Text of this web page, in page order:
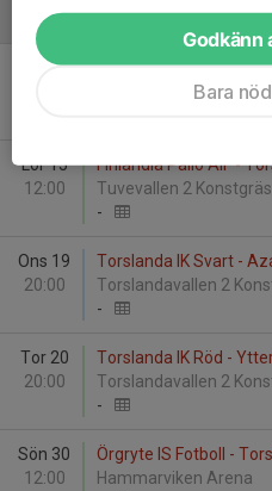
Augusti
Tis 11
Ahlafors/Älvängen/
Svenska Stenhus
Lör 15
12:00
Finlandia Pallo AIF -
Tuvevallen 2 Konstgräs
-
Ons 19
20:00
Torslanda IK Svart -
Torslandavallen 2
-
Tor 20
20:00
Torslanda IK Röd -
Torslandavallen 2
-
Sön 30
12:00
Örgryte IS Fotboll -
Hammarviken Arena
Godkänn
Bara